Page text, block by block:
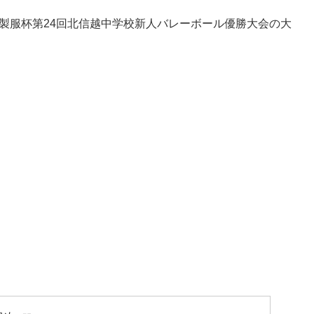
服杯第24回北信越中学校新人バレーボール優勝大会の大